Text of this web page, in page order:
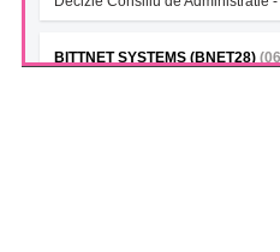
BITTNET SYSTEMS (BNET28)